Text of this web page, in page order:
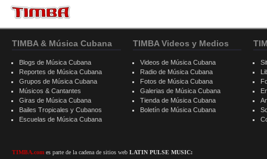
TIMBA & Música Cubana
Blogs de Música Cubana
Reportes de Música Cubana
Grupos de Música Cubana
Músicos & Cantantes
Giras de Música Cubana
Bailes Tropicales y Cubanos
Escuelas de Música Cubana
TIMBA.com es parte de la cadena de sitios web LATIN PULSE MUSIC:
TIMBA Videos y Medios
Videos de Música Cubana
Radio de Música Cubana
Fotos de Música Cubana
Galerias de Música Cubana
Tienda de Música Cubana
Boletín de Música Cubana